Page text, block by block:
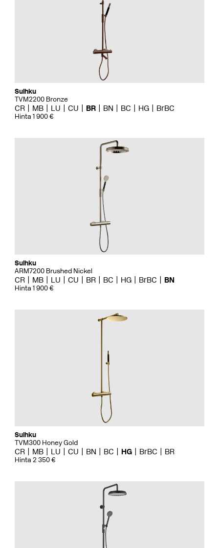
Suihku
TVM2200 Bronze
CR MB LU CU BR BN BC HG BrBC
Hinta 1 900 €
Suihku
ARM7200 Brushed Nickel
CR MB LU CU BR BC HG BrBC BN
Hinta 1 900 €
Suihku
TVM300 Honey Gold
CR MB LU CU BN BC HG BrBC BR
Hinta 2 350 €